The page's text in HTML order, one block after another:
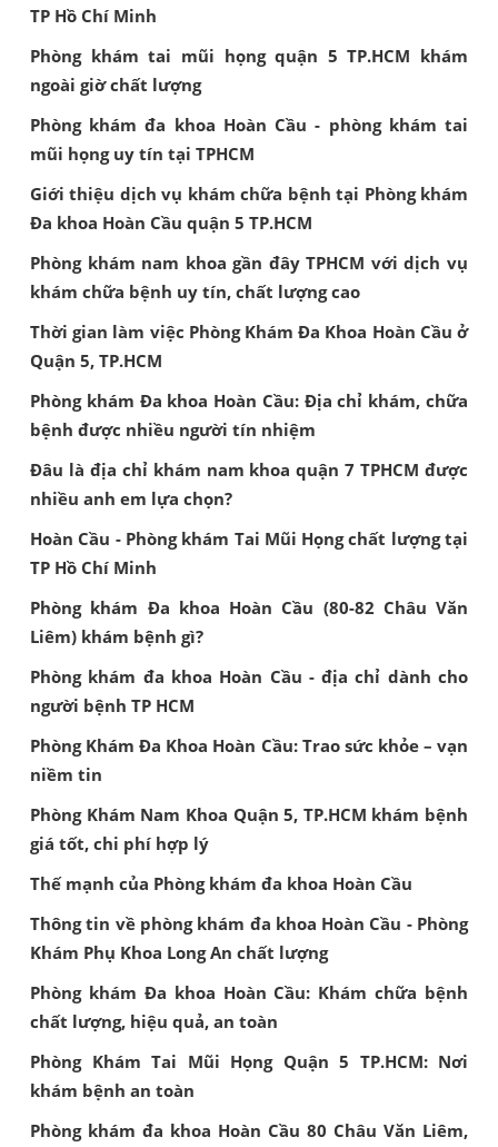
TP Hồ Chí Minh
Phòng khám tai mũi họng quận 5 TP.HCM khám
ngoài giờ chất lượng
Phòng khám đa khoa Hoàn Cầu - phòng khám tai
mũi họng uy tín tại TPHCM
Giới thiệu dịch vụ khám chữa bệnh tại Phòng khám
Đa khoa Hoàn Cầu quận 5 TP.HCM
Phòng khám nam khoa gần đây TPHCM với dịch vụ
khám chữa bệnh uy tín, chất lượng cao
Thời gian làm việc Phòng Khám Đa Khoa Hoàn Cầu ở
Quận 5, TP.HCM
Phòng khám Đa khoa Hoàn Cầu: Địa chỉ khám, chữa
bệnh được nhiều người tín nhiệm
Đâu là địa chỉ khám nam khoa quận 7 TPHCM được
nhiều anh em lựa chọn?
Hoàn Cầu - Phòng khám Tai Mũi Họng chất lượng tại
TP Hồ Chí Minh
Phòng khám Đa khoa Hoàn Cầu (80-82 Châu Văn
Liêm) khám bệnh gì?
Phòng khám đa khoa Hoàn Cầu - địa chỉ dành cho
người bệnh TP HCM
Phòng Khám Đa Khoa Hoàn Cầu: Trao sức khỏe – vạn
niềm tin
Phòng Khám Nam Khoa Quận 5, TP.HCM khám bệnh
giá tốt, chi phí hợp lý
Thế mạnh của Phòng khám đa khoa Hoàn Cầu
Thông tin về phòng khám đa khoa Hoàn Cầu - Phòng
Khám Phụ Khoa Long An chất lượng
Phòng khám Đa khoa Hoàn Cầu: Khám chữa bệnh
chất lượng, hiệu quả, an toàn
Phòng Khám Tai Mũi Họng Quận 5 TP.HCM: Nơi
khám bệnh an toàn
Phòng khám đa khoa Hoàn Cầu 80 Châu Văn Liêm,